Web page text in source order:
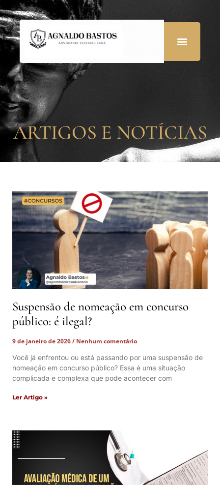
ARTIGOS E NOTÍCIAS
Suspensão de nomeação em concurso
público: é ilegal?
9 de janeiro de 2026
Nenhum comentário
Você já enfrentou ou está passando por uma suspensão de
nomeação em concurso público? Essa é uma situação
complicada e complexa que pode acontecer com
Ler Artigo »